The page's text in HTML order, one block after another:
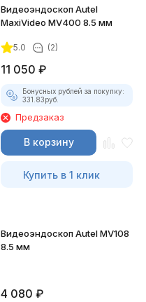
Видеоэндоскоп Autel
MaxiVideo MV400 8.5 мм
5.0 (2)
11 050 ₽
Бонусных рублей за покупку:
331.83руб.
Предзаказ
В корзину
Купить в 1 клик
Видеоэндоскоп Autel MV108
8.5 мм
4 080 ₽